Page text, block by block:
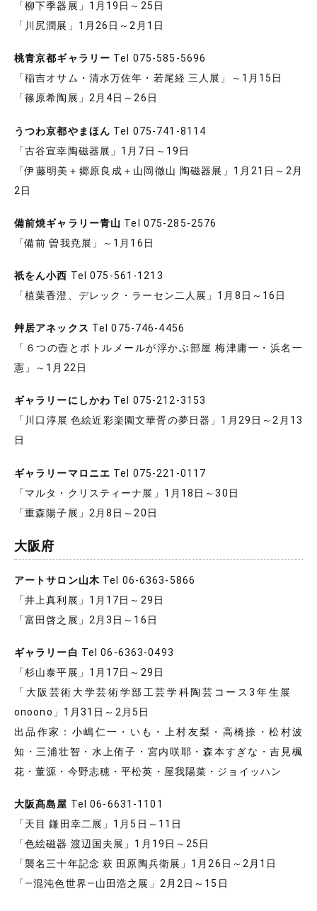
「柳下季器展」1月19日～25日
「川尻潤展」1月26日～2月1日
桃青京都ギャラリー Tel 075-585-5696
「稲吉オサム・清水万佐年・若尾経 三人展」～1月15日
「篠原希陶展」2月4日～26日
うつわ京都やまほん Tel 075-741-8114
「古谷宣幸陶磁器展」1月7日～19日
「伊藤明美＋郷原良成＋山岡徹山 陶磁器展」1月21日～2月
2日
備前焼ギャラリー青山 Tel 075-285-2576
「備前 曽我尭展」～1月16日
祇をん小西 Tel 075-561-1213
「植葉香澄、デレック・ラーセン二人展」1月8日～16日
艸居アネックス Tel 075-746-4456
「６つの壺とボトルメールが浮かぶ部屋 梅津庸一・浜名一
憲」～1月22日
ギャラリーにしかわ Tel 075-212-3153
「川口淳展 色絵近彩楽園文華胥の夢日器」1月29日～2月13
日
ギャラリーマロニエ Tel 075-221-0117
「マルタ・クリスティーナ展」1月18日～30日
「重森陽子展」2月8日～20日
大阪府
アートサロン山木 Tel 06-6363-5866
「井上真利展」1月17日～29日
「富田啓之展」2月3日～16日
ギャラリー白 Tel 06-6363-0493
「杉山泰平展」1月17日～29日
「大阪芸術大学芸術学部工芸学科陶芸コース3年生展
onoono」1月31日～2月5日
出品作家：小嶋仁一・いも・上村友梨・高橋捺・松村波
知・三浦壮智・水上侑子・宮内咲耶・森本すぎな・吉見楓
花・董源・今野志穂・平松英・屋我陽菜・ジョイッハン
大阪髙島屋 Tel 06-6631-1101
「天目 鎌田幸二展」1月5日～11日
「色絵磁器 渡辺国夫展」1月19日～25日
「襲名三十年記念 萩 田原陶兵衛展」1月26日～2月1日
「―混沌色世界―山田浩之展」2月2日～15日